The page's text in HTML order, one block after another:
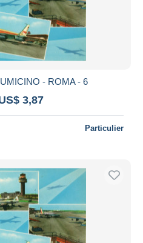
- ROMA - 6
3,87
Particulier